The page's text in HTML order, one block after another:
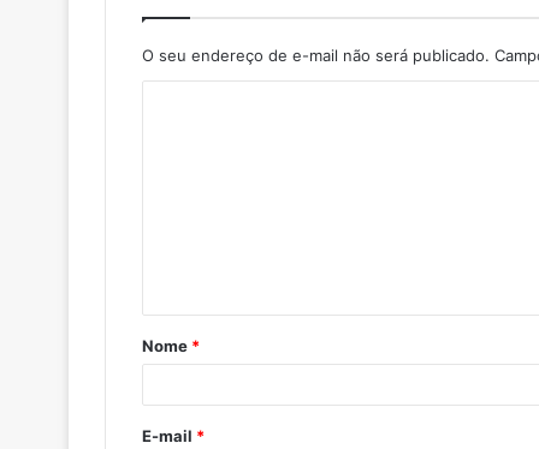
O seu endereço de e-mail não será publicado.
Nome *
E-mail *